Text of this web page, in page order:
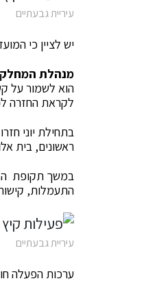
עיריית גבעתיים
יש לציין כי
מנהלת
הוא לשמור על
לקראת החזרה
בתחילת יוני
ראשונים, בית
במשך תקופת
התעמלות,
עיריית גבעתיים
ערכות הפעלה